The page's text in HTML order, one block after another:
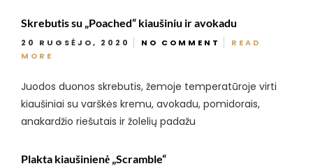
Skrebutis su „Poached“ kiaušiniu ir avokadu
20 RUGSĖJO, 2020 NO COMMENT
READ
MORE
Juodos duonos skrebutis, žemoje temperatūroje virti
kiaušiniai su varškės kremu, avokadu, pomidorais,
anakardžio riešutais ir žolelių padažu
Plakta kiaušinienė „Scramble“